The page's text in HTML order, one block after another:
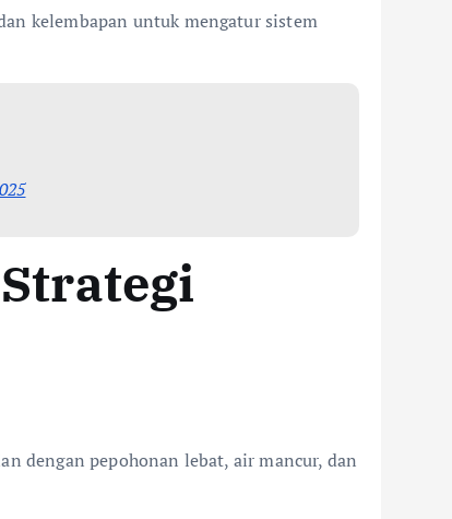
kelembapan untuk mengatur sistem
dengan pepohonan lebat, air mancur, dan